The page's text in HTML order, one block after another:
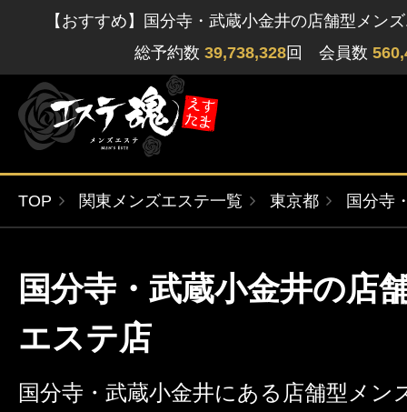
【おすすめ】国分寺・武蔵小金井の店舗型メン
総予約数 39,738,328回 会員数
閲覧履歴
ゲストさん
北海道・東北版
無料会員登録
ログイン
TOP 関東メンズエステ一覧 東京都 国分寺
国分寺・武蔵小金井の店
エステ店
国分寺・武蔵小金井にある店舗型メン